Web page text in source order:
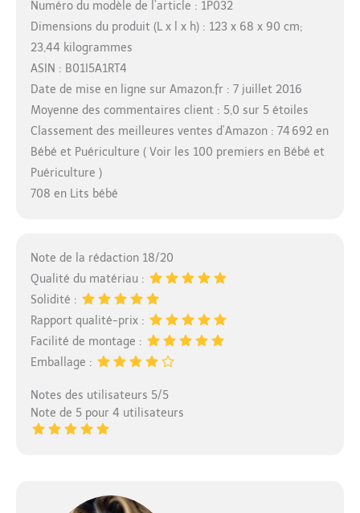
Numéro du modèle de l’article : 1P032
Dimensions du produit (L x l x h) : 123 x 68 x 90 cm;
23,44 kilogrammes
ASIN : B01I5A1RT4
Date de mise en ligne sur Amazon.fr : 7 juillet 2016
Moyenne des commentaires client : 5,0 sur 5 étoiles
Classement des meilleures ventes d’Amazon : 74 692 en
Bébé et Puériculture ( Voir les 100 premiers en Bébé et
Puériculture )
708 en Lits bébé
Note de la rédaction 18/20
Qualité du matériau :
Solidité :
Rapport qualité-prix :
Facilité de montage :
Emballage :
Notes des utilisateurs 5/5
Note de 5 pour 4 utilisateurs